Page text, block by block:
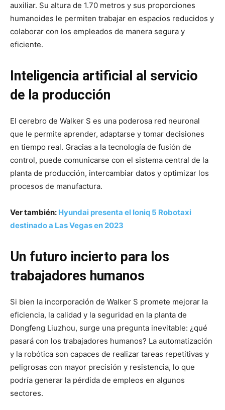
auxiliar. Su altura de 1.70 metros y sus proporciones
humanoides le permiten trabajar en espacios reducidos y
colaborar con los empleados de manera segura y
eficiente.
Inteligencia artificial al servicio
de la producción
El cerebro de Walker S es una poderosa red neuronal
que le permite aprender, adaptarse y tomar decisiones
en tiempo real. Gracias a la tecnología de fusión de
control, puede comunicarse con el sistema central de la
planta de producción, intercambiar datos y optimizar los
procesos de manufactura.
Ver también: Hyundai presenta el Ioniq 5 Robotaxi
destinado a Las Vegas en 2023
Un futuro incierto para los
trabajadores humanos
Si bien la incorporación de Walker S promete mejorar la
eficiencia, la calidad y la seguridad en la planta de
Dongfeng Liuzhou, surge una pregunta inevitable: ¿qué
pasará con los trabajadores humanos? La automatización
y la robótica son capaces de realizar tareas repetitivas y
peligrosas con mayor precisión y resistencia, lo que
podría generar la pérdida de empleos en algunos
sectores.